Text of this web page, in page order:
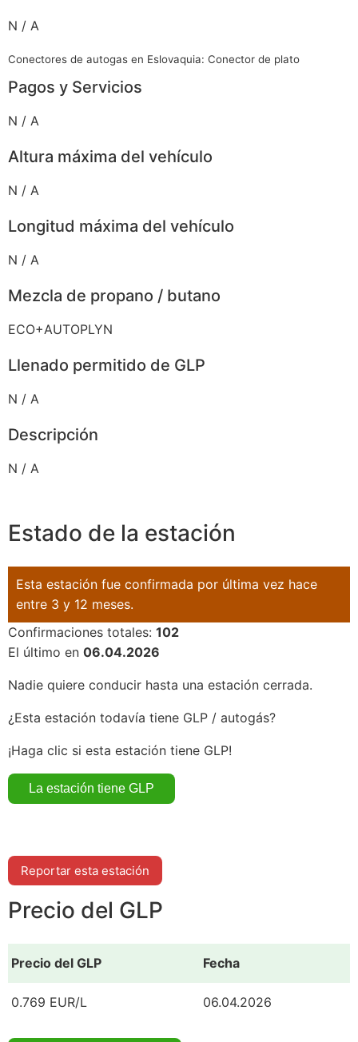
N / A
Conectores de autogas en Eslovaquia: Conector de plato
Pagos y Servicios
N / A
Altura máxima del vehículo
N / A
Longitud máxima del vehículo
N / A
Mezcla de propano / butano
ECO+AUTOPLYN
Llenado permitido de GLP
N / A
Descripción
N / A
Estado de la estación
Esta estación fue confirmada por última vez hace
entre 3 y 12 meses.
Confirmaciones totales: 102
El último en 06.04.2026
Nadie quiere conducir hasta una estación cerrada.
¿Esta estación todavía tiene GLP / autogás?
¡Haga clic si esta estación tiene GLP!
Reportar esta estación
Precio del GLP
Precio del GLP Fecha
0.769 EUR/L 06.04.2026